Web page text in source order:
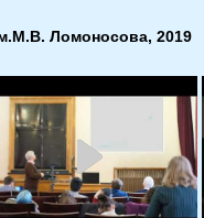
Ломоносова, 2019